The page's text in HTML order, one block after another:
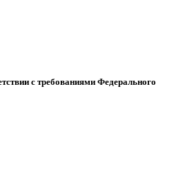
с требованиями Федерального